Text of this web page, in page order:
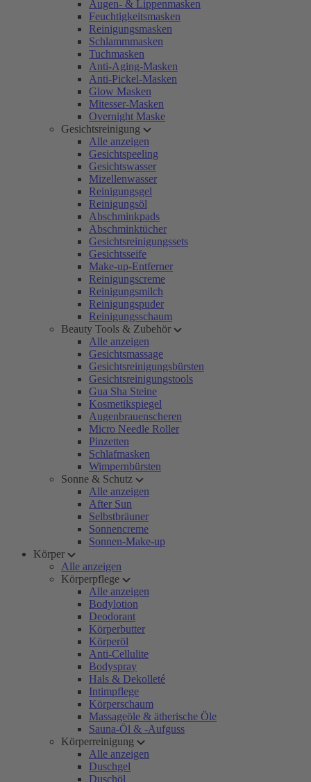
Augen- & Lippenmasken
Feuchtigkeitsmasken
Reinigungsmasken
Schlammmasken
Tuchmasken
Anti-Aging-Masken
Anti-Pickel-Masken
Glow Masken
Mitesser-Masken
Overnight Maske
Gesichtsreinigung
Alle anzeigen
Gesichtspeeling
Gesichtswasser
Mizellenwasser
Reinigungsgel
Reinigungsöl
Abschminkpads
Abschminktücher
Gesichtsreinigungssets
Gesichtsseife
Make-up-Entferner
Reinigungscreme
Reinigungsmilch
Reinigungspuder
Reinigungsschaum
Beauty Tools & Zubehör
Alle anzeigen
Gesichtsmassage
Gesichtsreinigungsbürsten
Gesichtsreinigungstools
Gua Sha Steine
Kosmetikspiegel
Augenbrauenscheren
Micro Needle Roller
Pinzetten
Schlafmasken
Wimpernbürsten
Sonne & Schutz
Alle anzeigen
After Sun
Selbstbräuner
Sonnencreme
Sonnen-Make-up
Körper
Alle anzeigen
Körperpflege
Alle anzeigen
Bodylotion
Deodorant
Körperbutter
Körperöl
Anti-Cellulite
Bodyspray
Hals & Dekolleté
Intimpflege
Körperschaum
Massageöle & ätherische Öle
Sauna-Öl & -Aufguss
Körperreinigung
Alle anzeigen
Duschgel
Duschöl